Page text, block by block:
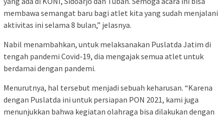
membawa semangat baru bagi atlet kita yang sudah menjalani
aktivitas ini selama 8 bulan,” jelasnya.
Nabil menambahkan, untuk melaksanakan Puslatda Jatim di
tengah pandemi Covid-19, dia mengajak semua atlet untuk
berdamai dengan pandemi.
Menurutnya, hal tersebut menjadi sebuah keharusan. “Karena
dengan Puslatda ini untuk persiapan PON 2021, kami juga
menunjukkan bahwa kegiatan olahraga bisa dilakukan dengan